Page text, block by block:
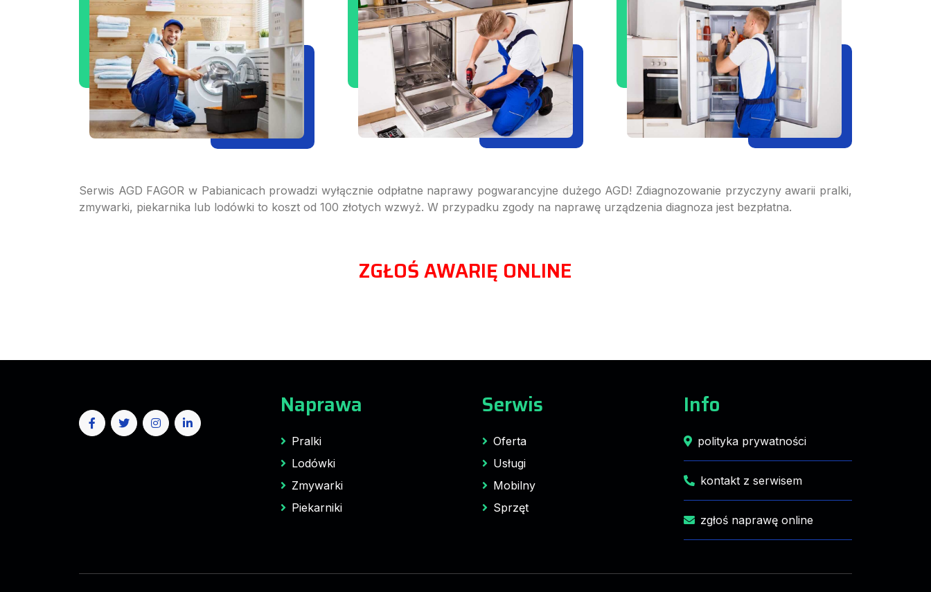
Serwis AGD FAGOR w Pabianicach prowadzi wyłącznie odpłatne naprawy pogwarancyjne dużego AGD! Zdiagnozowanie przyczyny awarii pralki,
zmywarki, piekarnika lub lodówki to koszt od 100 złotych wzwyż. W przypadku zgody na naprawę urządzenia diagnoza jest bezpłatna.
ZGŁOŚ AWARIĘ ONLINE
Naprawa
Pralki
Lodówki
Zmywarki
Piekarniki
Serwis
Oferta
Usługi
Mobilny
Sprzęt
Info
polityka prywatności
kontakt z serwisem
zgłoś naprawę online